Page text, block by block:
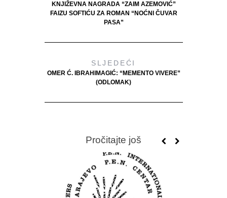
KNJIŽEVNA NAGRADA “ZAIM AZEMOVIĆ”
FAIZU SOFTIĆU ZA ROMAN “NOĆNI ČUVAR
PASA”
SLJEDEĆI
OMER Ć. IBRAHIMAGIĆ: “MEMENTO VIVERE”
(ODLOMAK)
Pročitajte još